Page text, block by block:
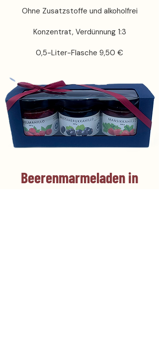
Ohne Zusatzstoffe und alkoholfrei
Konzentrat, Verdünnung 1:3
0,5-Liter-Flasche 9,50 €
Beerenmarmeladen in